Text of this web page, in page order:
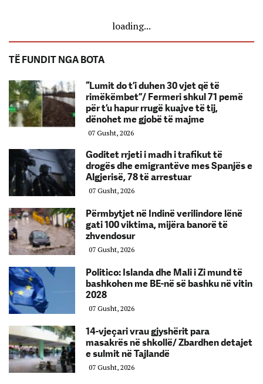
loading...
TË FUNDIT NGA BOTA
“Lumit do t’i duhen 30 vjet që të
rimëkëmbet”/ Fermeri shkul 71 pemë
për t’u hapur rrugë kuajve të tij,
dënohet me gjobë të majme
07 Gusht, 2026
Goditet rrjeti i madh i trafikut të
drogës dhe emigrantëve mes Spanjës e
Algjerisë, 78 të arrestuar
07 Gusht, 2026
Përmbytjet në Indinë verilindore lënë
gati 100 viktima, mijëra banorë të
zhvendosur
07 Gusht, 2026
Politico: Islanda dhe Mali i Zi mund të
bashkohen me BE-në së bashku në vitin
2028
07 Gusht, 2026
14-vjeçari vrau gjyshërit para
masakrës në shkollë/ Zbardhen detajet
e sulmit në Tajlandë
07 Gusht, 2026